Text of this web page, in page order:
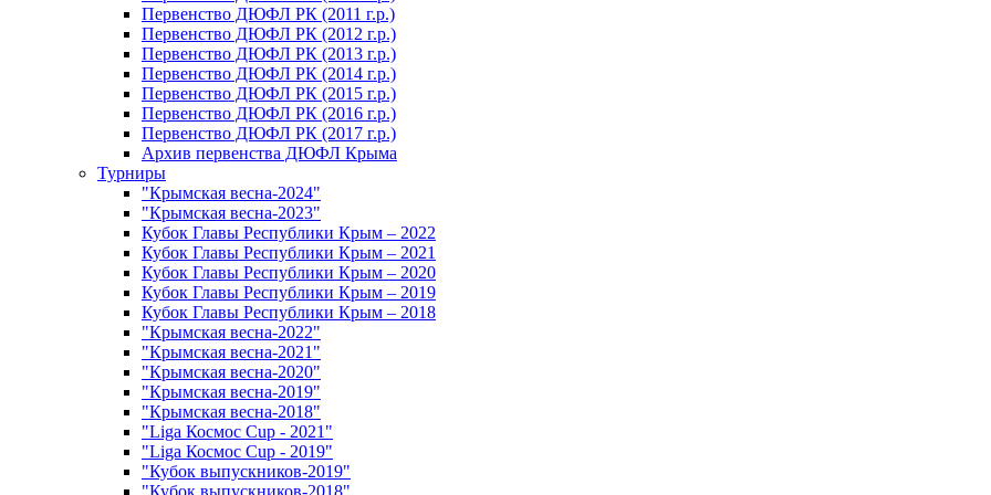
Первенство ДЮФЛ РК (2011 г.р.)
Первенство ДЮФЛ РК (2012 г.р.)
Первенство ДЮФЛ РК (2013 г.р.)
Первенство ДЮФЛ РК (2014 г.р.)
Первенство ДЮФЛ РК (2015 г.р.)
Первенство ДЮФЛ РК (2016 г.р.)
Первенство ДЮФЛ РК (2017 г.р.)
Архив первенства ДЮФЛ Крыма
Турниры
"Крымская весна-2024"
"Крымская весна-2023"
Кубок Главы Республики Крым – 2022
Кубок Главы Республики Крым – 2021
Кубок Главы Республики Крым – 2020
Кубок Главы Республики Крым – 2019
Кубок Главы Республики Крым – 2018
"Крымская весна-2022"
"Крымская весна-2021"
"Крымская весна-2020"
"Крымская весна-2019"
"Крымская весна-2018"
"Liga Космос Cup - 2021"
"Liga Космос Cup - 2019"
"Кубок выпускников-2019"
"Кубок выпускников-2018"